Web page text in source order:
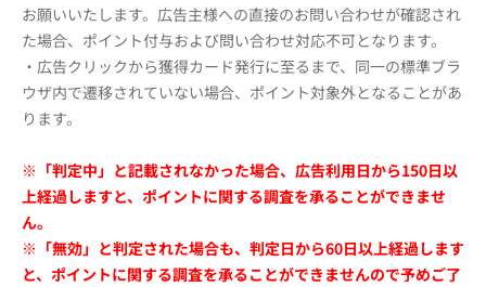
お願いいたします。広告主様への直接のお問い合わせが確認され
た場合、ポイント付与および問い合わせ対応不可となります。
・広告クリックから獲得カード発行に至るまで、同一の標準ブラ
ウザ内で遷移されていない場合、ポイント対象外となることがあ
ります。
※「判定中」と記載されなかった場合、広告利用日から150日以
上経過しますと、ポイントに関する調査を承ることができませ
ん。
※「無効」と判定された場合も、判定日から60日以上経過します
と、ポイントに関する調査を承ることができませんので予めご了